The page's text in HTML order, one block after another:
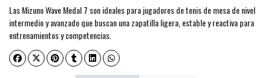
Las Mizuno Wave Medal 7 son ideales para jugadores de tenis de mesa de nivel
intermedio y avanzado que buscan una zapatilla ligera, estable y reactiva para
entrenamientos y competencias.